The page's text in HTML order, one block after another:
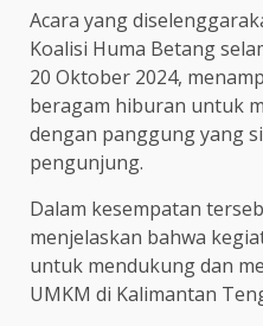
Acara yang
Koalisi Huma Betang
20 Oktober 2024,
beragam hiburan untuk
dengan panggung yang
pengunjung.
Dalam kesempatan
menjelaskan bahwa
untuk mendukung dan
UMKM di Kalimantan